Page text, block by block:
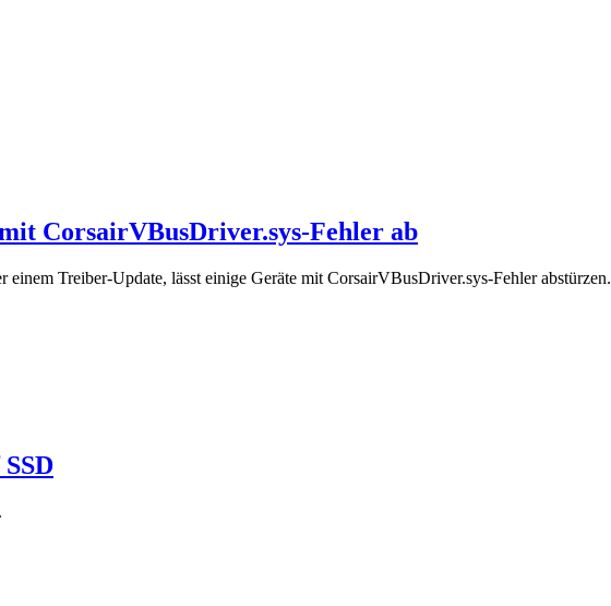
CorsairVBusDriver.sys-Fehler ab
Treiber-Update, lässt einige Geräte mit CorsairVBusDriver.sys-Fehler abstürzen.